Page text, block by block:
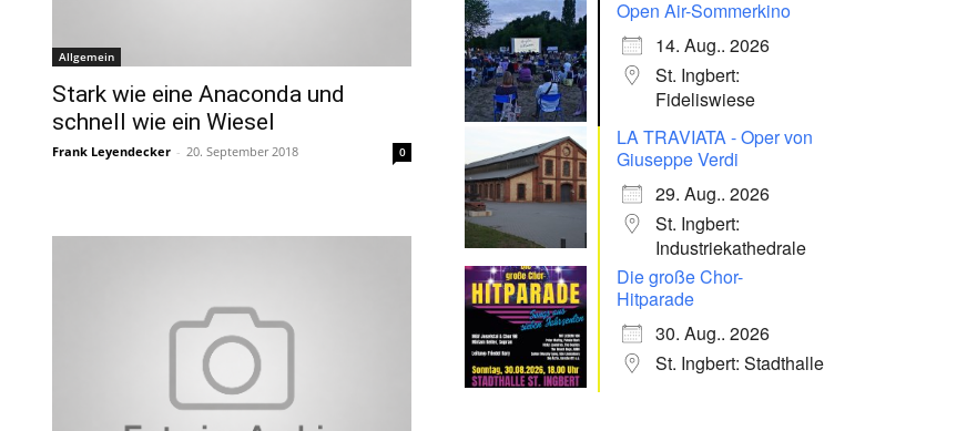
Allgemein
Stark wie eine Anaconda und
schnell wie ein Wiesel
Frank Leyendecker - 20. September 2018 0
Open Air-Sommerkino
14. Aug.. 2026
St. Ingbert:
Fideliswiese
LA TRAVIATA - Oper von
Giuseppe Verdi
29. Aug.. 2026
St. Ingbert:
Industriekathedrale
Die große Chor-
Hitparade
30. Aug.. 2026
St. Ingbert: Stadthalle